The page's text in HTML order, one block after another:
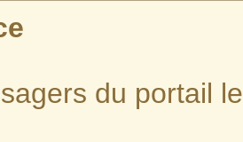
du portail